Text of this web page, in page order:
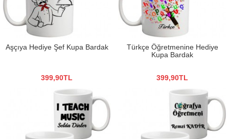
Aşçıya Hediye Şef Kupa Bardak
399,90TL
Türkçe Öğretmenine Hediye
Kupa Bardak
399,90TL